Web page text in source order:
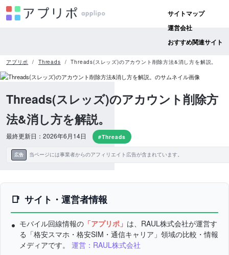
サイトマップ
運営会社
おすすめ関連サイト
アプリポ Threads Threads(スレッズ)のアカウント削除方法&消し方を解説。
Threads(スレッズ)のアカウント削除方
法&消し方を解説。
最終更新日：2026年6月14日 #Threads
広告 当ページには事業者からのアフィリエイト広告が含まれています。
サイト・運営者情報
モバイル回線情報の 「アプリポ」 は、RAUL株式会社が運営す
る「格安スマホ・格安SIM・通信キャリア」領域の比較・情報
メディアです。 運営：RAUL株式会社